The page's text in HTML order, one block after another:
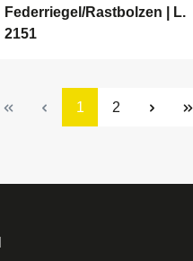
Federriegel/Rastbolzen | L.
2151
Seite
1 Seite
2